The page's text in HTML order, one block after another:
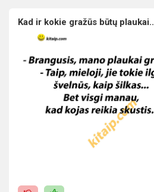
Kad ir kokie gražūs būtų plaukai..